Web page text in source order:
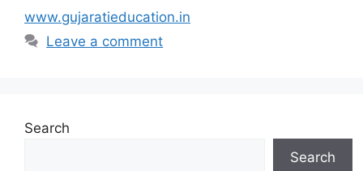
www.gujaratieducation.in
Leave a comment
Search
Search